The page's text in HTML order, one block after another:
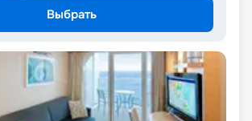
Выбрать